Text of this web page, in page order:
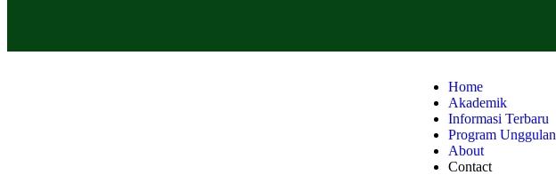
Home
Akademik
Informasi Terbaru
Program Unggulan
About
Contact